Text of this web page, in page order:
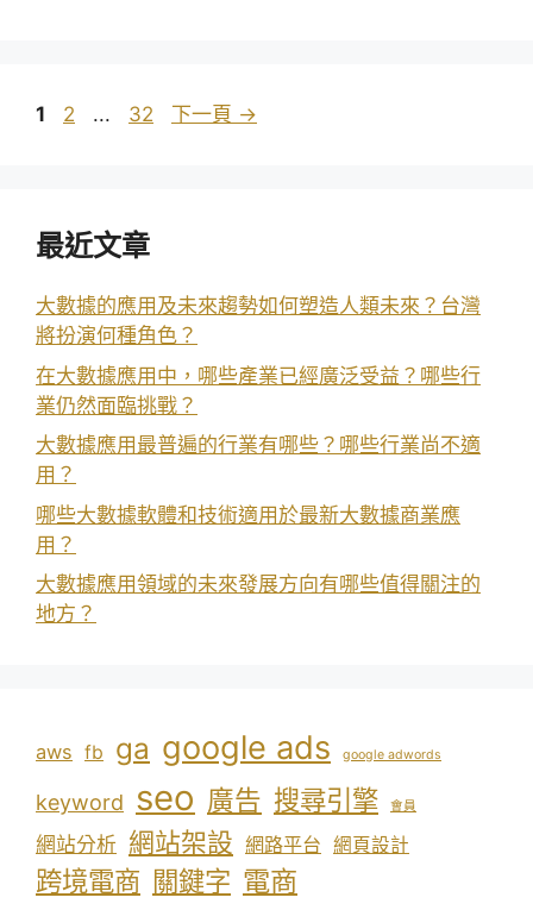
頁
1
頁
2 ...
頁
32 下一頁 →
最近文章
大數據的應用及未來趨勢如何塑造人類未來？台灣
將扮演何種角色？
在大數據應用中，哪些產業已經廣泛受益？哪些行
業仍然面臨挑戰？
大數據應用最普遍的行業有哪些？哪些行業尚不適
用？
哪些大數據軟體和技術適用於最新大數據商業應
用？
大數據應用領域的未來發展方向有哪些值得關注的
地方？
aws fb ga google ads google adwords
keyword seo 廣告 搜尋引擎 會員
網站分析 網站架設 網路平台 網頁設計
跨境電商 關鍵字 電商